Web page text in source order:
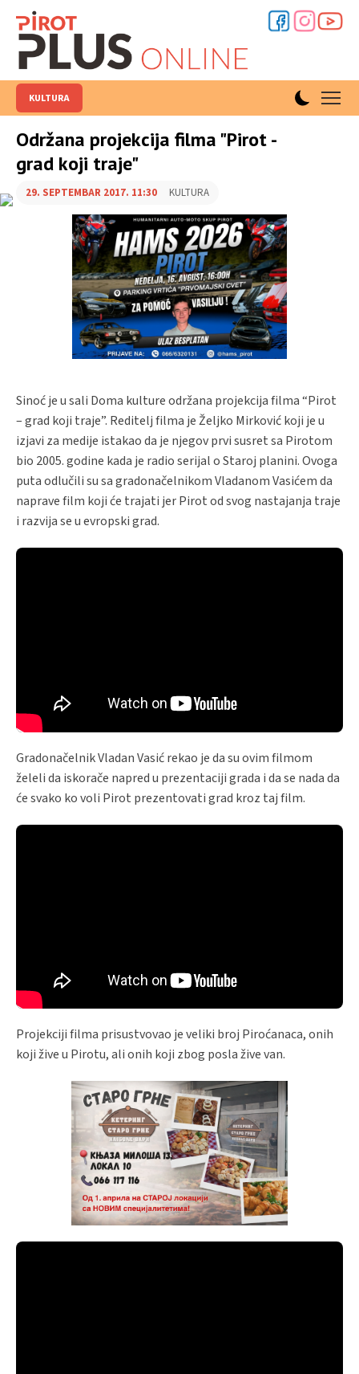
KULTURA
Održana projekcija filma "Pirot -
grad koji traje"
29. SEPTEMBAR 2017. 11:30 KULTURA
Sinoć je u sali Doma kulture održana projekcija filma “Pirot
– grad koji traje”. Reditelj filma je Željko Mirković koji je u
izjavi za medije istakao da je njegov prvi susret sa Pirotom
bio 2005. godine kada je radio serijal o Staroj planini. Ovoga
puta odlučili su sa gradonačelnikom Vladanom Vasićem da
naprave film koji će trajati jer Pirot od svog nastajanja traje
i razvija se u evropski grad.
Gradonačelnik Vladan Vasić rekao je da su ovim filmom
želeli da iskorače napred u prezentaciji grada i da se nada da
će svako ko voli Pirot prezentovati grad kroz taj film.
Projekciji filma prisustvovao je veliki broj Piroćanaca, onih
koji žive u Pirotu, ali onih koji zbog posla žive van.